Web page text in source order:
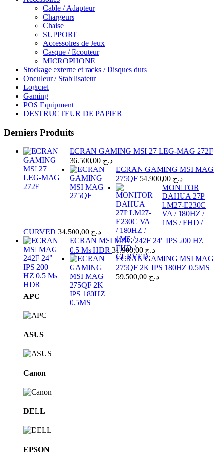
Cable / Adapteur
Chargeurs
Chaise
SUPPORT
Accessoires de Jeux
Casque / Ecouteur
MICROPHONE
Stockage externe et racks / Disques durs
Onduleur / Stabilisateur
Logiciel
Gaming
POS Equipment
DESTRUCTEUR DE PAPIER
Derniers Produits
ECRAN GAMING MSI 27 LEG-MAG 272F
د.ج
ECRAN GAMING MSI MAG
275QF
د.ج
MONITOR
DAHUA 27P
LM27-E230C
VA / 180HZ /
1MS / FHD /
CURVED
د.ج
ECRAN MSI MAG 242F 24" IPS 200 HZ
0.5 Ms HDR
د.ج
ECRAN GAMING MSI MAG
275QF 2K IPS 180HZ 0.5MS
د.ج
Brands
Carousel
APC
ASUS
Canon
DELL
EPSON